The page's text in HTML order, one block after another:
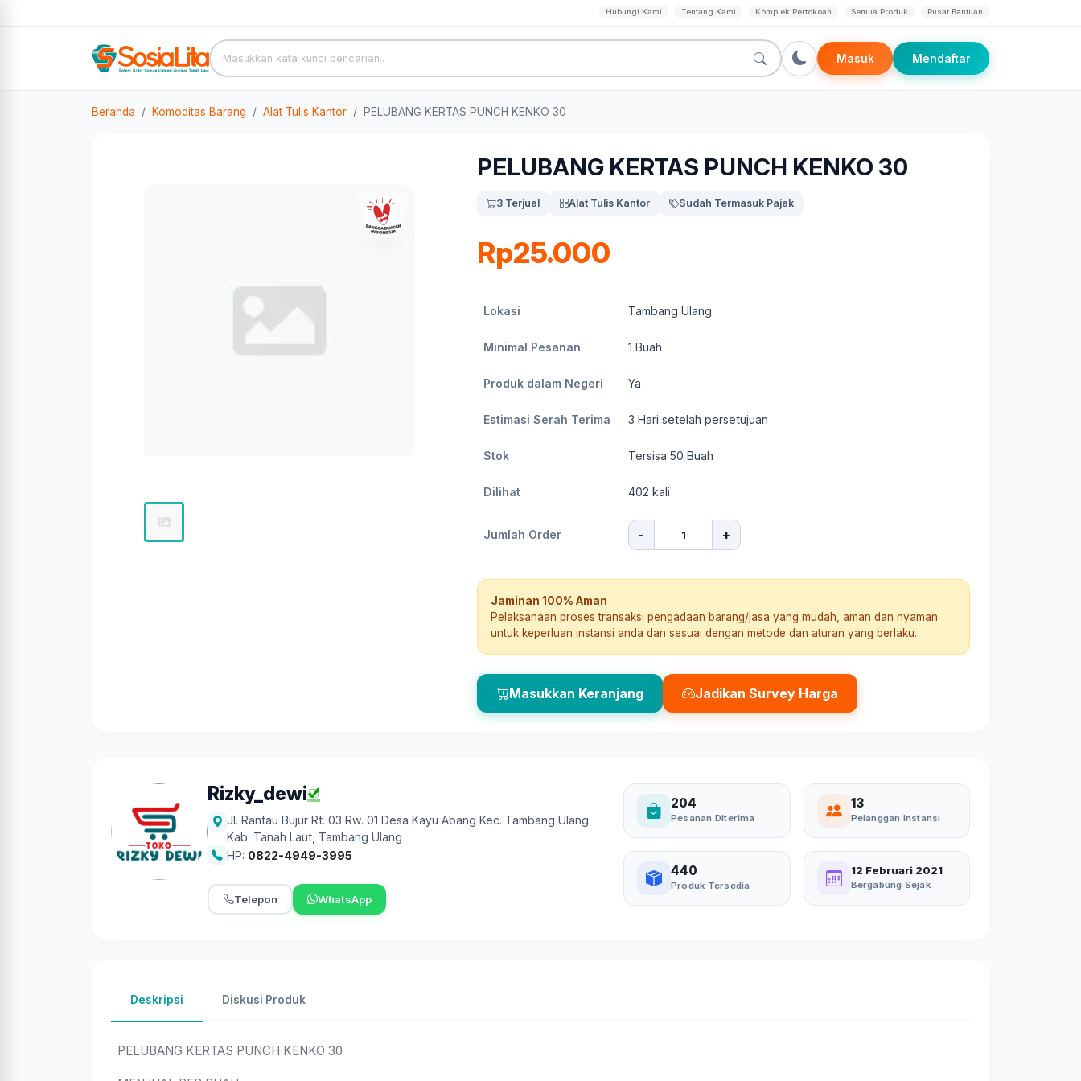
Hubungi Kami Tentang Kami Komplek Pertokoan Semua Produk Pusat Bantuan
Masuk Mendaftar
Beranda Komoditas Barang Alat Tulis Kantor PELUBANG KERTAS PUNCH KENKO 30
PELUBANG KERTAS PUNCH KENKO 30
3 Terjual Alat Tulis Kantor Sudah Termasuk Pajak
Rp25.000
Lokasi Tambang Ulang
Minimal Pesanan 1 Buah
Produk dalam Negeri Ya
Estimasi Serah Terima 3 Hari setelah persetujuan
Stok Tersisa 50 Buah
Dilihat 402 kali
Jumlah Order - +
Jaminan 100% Aman
Pelaksanaan proses transaksi pengadaan barang/jasa yang mudah, aman dan nyaman
untuk keperluan instansi anda dan sesuai dengan metode dan aturan yang berlaku.
Masukkan Keranjang Jadikan Survey Harga
Rizky_dewi
Jl. Rantau Bujur Rt. 03 Rw. 01 Desa Kayu Abang Kec. Tambang Ulang
Kab. Tanah Laut Tambang Ulang
HP: 0822-4949-3995
Telepon WhatsApp
204
Pesanan Diterima
13
Pelanggan Instansi
440
Produk Tersedia
12 Februari 2021
Bergabung Sejak
Deskripsi Diskusi Produk
PELUBANG KERTAS PUNCH KENKO 30